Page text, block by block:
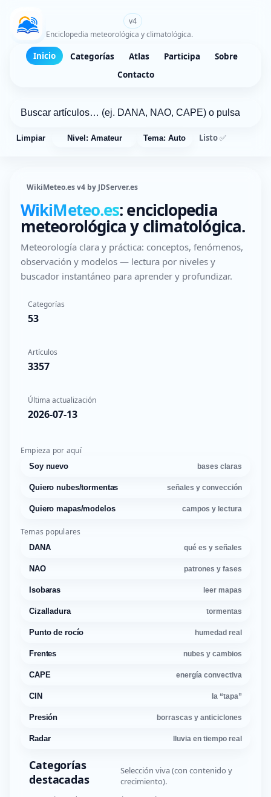
v4
Enciclopedia meteorológica y climatológica.
Inicio Categorías Atlas Participa
Sobre
Contacto
Limpiar Nivel: Amateur Tema: Auto Listo ✅
WikiMeteo.es v4 by JDServer.es
WikiMeteo.es: enciclopedia
meteorológica y climatológica.
Meteorología clara y práctica: conceptos, fenómenos,
observación y modelos — lectura por niveles y
buscador instantáneo para aprender y profundizar.
Categorías
53
Artículos
3357
Última actualización
2026-07-13
Empieza por aquí
Soy nuevo bases claras
Quiero nubes/tormentas señales y convección
Quiero mapas/modelos campos y lectura
Temas populares
DANA qué es y señales
NAO patrones y fases
Isobaras leer mapas
Cizalladura tormentas
Punto de rocío humedad real
Frentes nubes y cambios
CAPE energía convectiva
CIN la “tapa”
Presión borrascas y anticiclones
Radar lluvia en tiempo real
Categorías
destacadas
Selección viva (con contenido y
crecimiento).